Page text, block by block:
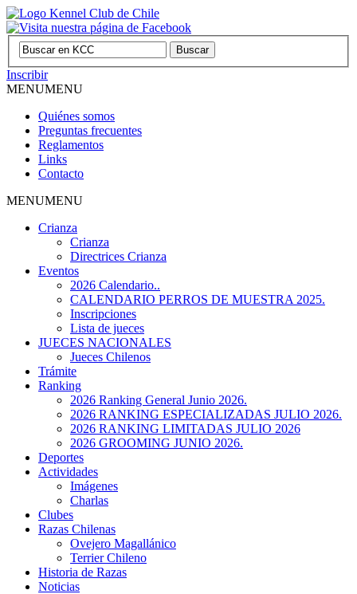
Inscribir
MENUMENU
Quiénes somos
Preguntas frecuentes
Reglamentos
Links
Contacto
MENUMENU
Crianza
Crianza
Directrices Crianza
Eventos
2026 Calendario..
CALENDARIO PERROS DE MUESTRA 2025.
Inscripciones
Lista de jueces
JUECES NACIONALES
Jueces Chilenos
Trámite
Ranking
2026 Ranking General Junio 2026.
2026 RANKING ESPECIALIZADAS JULIO 2026.
2026 RANKING LIMITADAS JULIO 2026
2026 GROOMING JUNIO 2026.
Deportes
Actividades
Imágenes
Charlas
Clubes
Razas Chilenas
Ovejero Magallánico
Terrier Chileno
Historia de Razas
Noticias